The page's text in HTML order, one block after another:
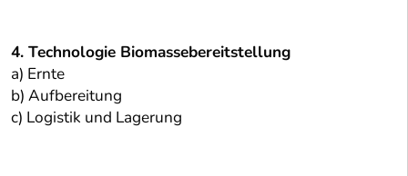
4. Technologie Biomassebereitstellung
a) Ernte
b) Aufbereitung
c) Logistik und Lagerung